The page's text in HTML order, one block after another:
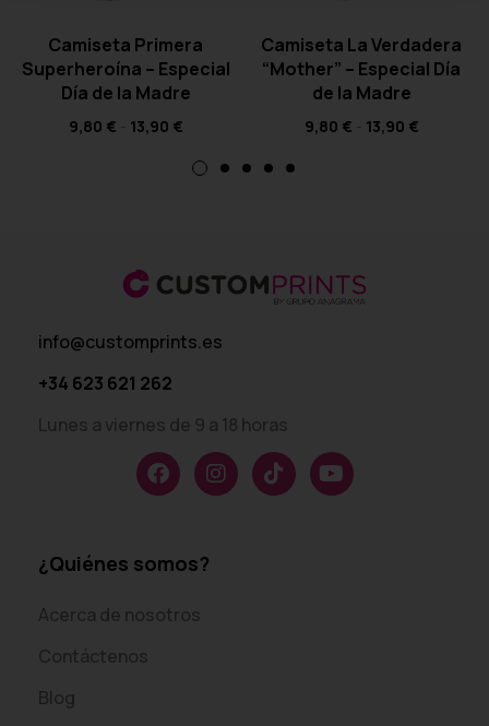
Camiseta Primera
Superheroína – Especial
Día de la Madre
9,80 € 13,90 €
Camiseta La Verdadera
“Mother” – Especial Día
de la Madre
9,80 € 13,90 €
info@customprints.es
+34 623 621 262
Lunes a viernes de 9 a 18 horas
¿Quiénes somos?
Acerca de nosotros
Contáctenos
Blog